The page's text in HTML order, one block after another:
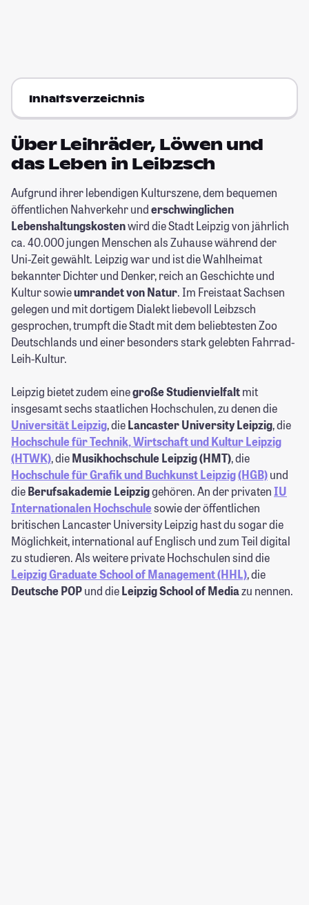
Inhaltsverzeichnis
Über Leihräder, Löwen und
das Leben in Leibzsch
Aufgrund ihrer lebendigen Kulturszene, dem bequemen
öffentlichen Nahverkehr underschwinglichen
Lebenshaltungskostenwird die Stadt Leipzig von jährlich
ca. 40.000 jungen Menschen als Zuhause während der
Uni-Zeit gewählt. Leipzig war und ist die Wahlheimat
bekannter Dichter und Denker, reich an Geschichte und
Kultur sowieumrandet von Natur. Im Freistaat Sachsen
gelegen und mit dortigem Dialekt liebevoll Leibzsch
gesprochen, trumpft die Stadt mit dem beliebtesten Zoo
Deutschlands und einer besonders stark gelebten Fahrrad-
Leih-Kultur.
Leipzig bietet zudem einegroße Studienvielfaltmit
insgesamt sechs staatlichen Hochschulen, zu denen die
Universität Leipzig, dieLancaster University Leipzig, die
Hochschule für Technik, Wirtschaft und Kultur Leipzig
(HTWK), dieMusikhochschule Leipzig (HMT), die
Hochschule für Grafik und Buchkunst Leipzig(HGB)und
dieBerufsakademie Leipziggehören. An der privatenIU
Internationalen Hochschulesowie der öffentlichen
britischen Lancaster University Leipzig hast du sogar die
Möglichkeit, international auf Englisch und zum Teil digital
zu studieren. Als weitere private Hochschulen sind die
Leipzig Graduate School of Management (HHL), die
Deutsche POPund dieLeipzig School of Mediazu nennen.